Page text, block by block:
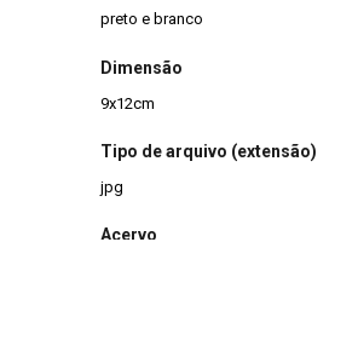
preto e branco
Dimensão
9x12cm
Tipo de arquivo (extensão)
jpg
Acervo